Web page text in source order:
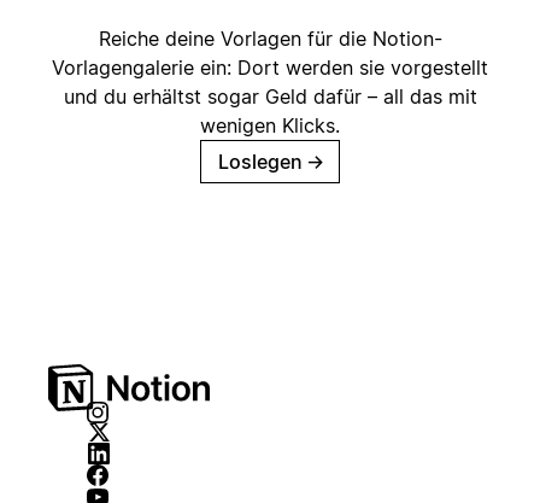
Reiche deine Vorlagen für die Notion-
Vorlagengalerie ein: Dort werden sie vorgestellt
und du erhältst sogar Geld dafür – all das mit
wenigen Klicks.
Loslegen →